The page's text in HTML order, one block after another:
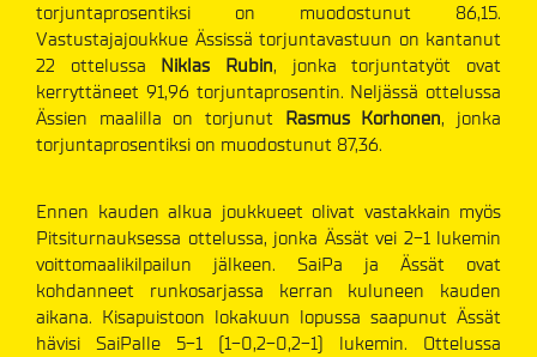
torjuntaprosentiksi on muodostunut 86,15.
Vastustajajoukkue Ässissä torjuntavastuun on kantanut
22 ottelussa Niklas Rubin, jonka torjuntatyöt ovat
kerryttäneet 91,96 torjuntaprosentin. Neljässä ottelussa
Ässien maalilla on torjunut Rasmus Korhonen, jonka
torjuntaprosentiksi on muodostunut 87,36.
Ennen kauden alkua joukkueet olivat vastakkain myös
Pitsiturnauksessa ottelussa, jonka Ässät vei 2-1 lukemin
voittomaalikilpailun jälkeen. SaiPa ja Ässät ovat
kohdanneet runkosarjassa kerran kuluneen kauden
aikana. Kisapuistoon lokakuun lopussa saapunut Ässät
hävisi SaiPalle 5-1 (1-0,2-0,2-1) lukemin. Ottelussa